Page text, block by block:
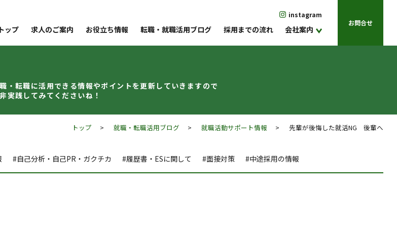
instagram
トップ 求人のご案内 お役立ち情報 転職・就職活用ブログ 採用までの流れ 会社案内
お問合せ
・転職に活用できる情報やポイントを更新していきますので
実践してみてくださいね！
トップ >就職・転職活用ブログ >就職活動サポート情報 > 先輩が後悔した就活NG 後輩へ
#自己分析・自己PR・ガクチカ #履歴書・ESに関して #面接対策 #中途採用の情報